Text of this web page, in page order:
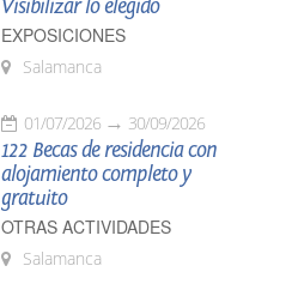
Visibilizar lo elegido
EXPOSICIONES
Salamanca
01/07/2026 30/09/2026
122 Becas de residencia con
alojamiento completo y
gratuito
OTRAS ACTIVIDADES
Salamanca